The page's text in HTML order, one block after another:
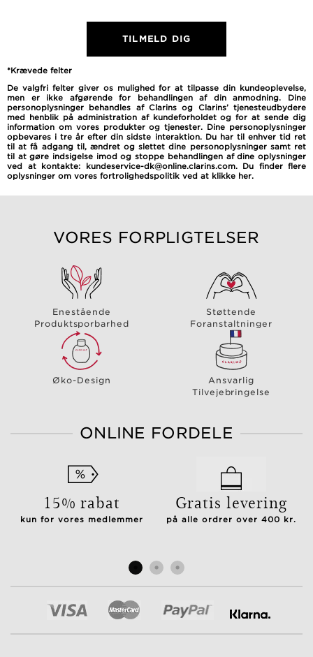
TILMELD DIG
*Krævede felter
De valgfri felter giver os mulighed for at tilpasse din kundeoplevelse,
men er ikke afgørende for behandlingen af ​​din anmodning. Dine
personoplysninger behandles af Clarins og Clarins’ tjenesteudbydere
med henblik på administration af kundeforholdet og for at sende dig
information om vores produkter og tjenester. Dine personoplysninger
opbevares i tre år efter din sidste interaktion. Du har til enhver tid ret
til at få adgang til, ændret og slettet dine personoplysninger samt ret
til at gøre indsigelse imod og stoppe behandlingen af dine oplysninger
ved at kontakte: kundeservice-dk@online.clarins.com. Du finder flere
oplysninger om vores fortrolighedspolitik ved at klikke her.
VORES FORPLIGTELSER
Enestående
Produktsporbarhed
Støttende
Foranstaltninger
Øko-Design
Ansvarlig
Tilvejebringelse
ONLINE FORDELE
15% rabat
kun for vores medlemmer
Gratis levering
på alle ordrer over 400 kr.